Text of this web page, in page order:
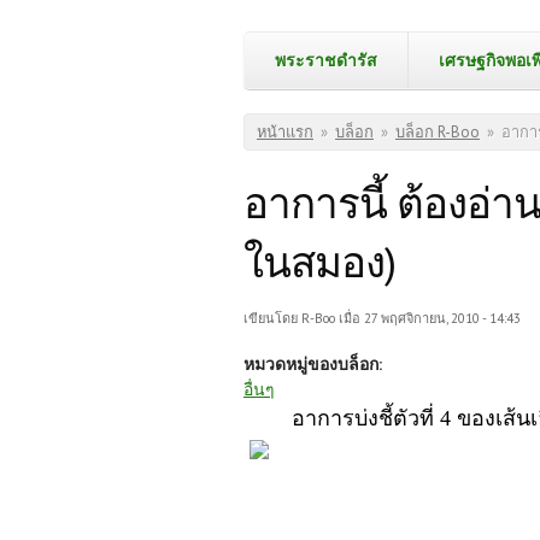
พระราชดำรัส เศรษฐกิจพอเ
คุณอยู่ที่นี่
หน้าแรก » บล็อก » บล็อก R-Boo » อาก
อาการนี้ ต้องอ่าน
ในสมอง)
เขียนโดย R-Boo เมื่อ 27 พฤศจิกายน, 2010 - 14:43
หมวดหมู่ของบล็อก:
อื่นๆ
อาการบ่งชี้ตัวที่ 4 ของเส้